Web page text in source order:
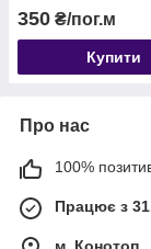
350 ₴/пог.м
Купити
Про нас
100%
Працює з